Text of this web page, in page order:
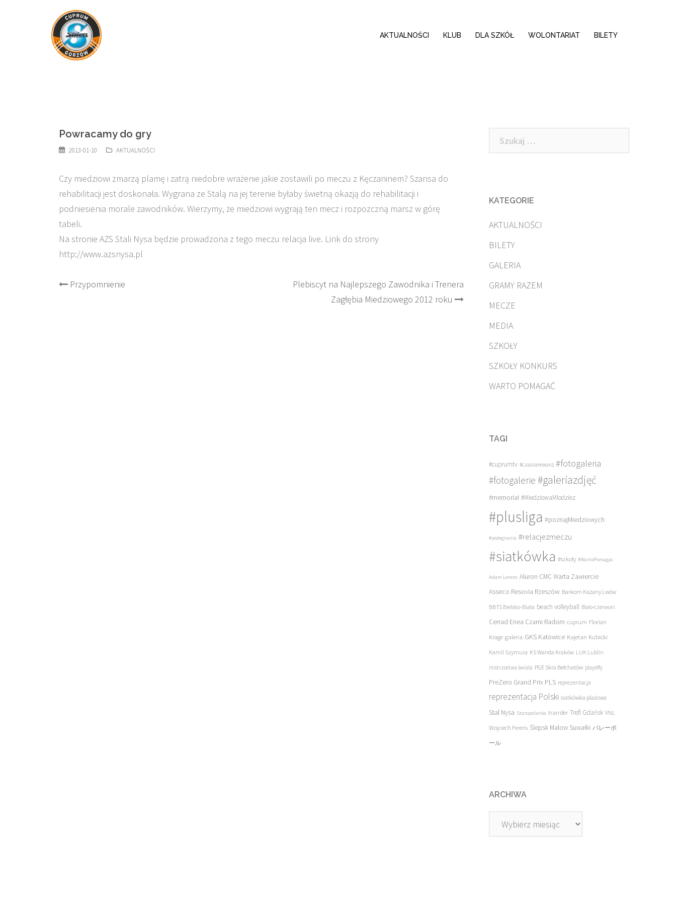
AKTUALNOŚCI KLUB DLA SZKÓŁ WOLONTARIAT BILETY
Powracamy do gry
2013-01-10 AKTUALNOŚCI
Czy miedziowi zmarzą plamę i zatrą niedobre wrażenie jakie zostawili po meczu z Kęczaninem? Szansa do
rehabilitacji jest doskonała. Wygrana ze Stalą na jej terenie byłaby świetną okazją do rehabilitacji i
podniesienia morale zawodników. Wierzymy, że miedziowi wygrają ten mecz i rozpozczną marsz w górę
tabeli.
Na stronie AZS Stali Nysa będzie prowadzona z tego meczu relacja live. Link do strony
http://www.azsnysa.pl
Post
Przypomnienie
Plebiscyt na Najlepszego Zawodnika i Trenera
Zagłębia Miedziowego 2012 roku
Szukaj:
KATEGORIE
AKTUALNOŚCI
BILETY
GALERIA
GRAMY RAZEM
MECZE
MEDIA
SZKOŁY
SZKOŁY KONKURS
WARTO POMAGAĆ
TAGI
#cuprumtv #czasnarewanż #fotogaleria
#fotogalerie #galeriazdjęć
#memoriał #MiedziowaMlodziez
#plusliga #poznajMiedziowych
#pożegnania #relacjezmeczu
#siatkówka #szkoły #WartoPomagac
Adam Lorenc Aluron CMC Warta Zawiercie
Asseco Resovia Rzeszów Barkom Każany Lwów
BBTS Bielsko-Biała beach volleyball Biało-czerwoni
Cerrad Enea Czarni Radom cuprum Florian
Krage galeria GKS Katowice Kajetan Kubicki
Kamil Szymura KS Wanda Kraków LUK Lublin
mistrzostwa świata PGE Skra Bełchatów playoffy
PreZero Grand Prix PLS reprezentacja
reprezentacja Polski siatkówka plażowa
Stal Nysa Staropolanka transfer Trefl Gdańsk VNL
Wojciech Ferens Ślepsk Malow Suwałki バレーボ
ール
ARCHIWA
Archiwa